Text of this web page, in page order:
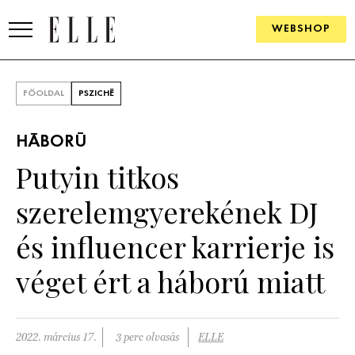
WEBSHOP
SZÉPSÉG
PSZICHÉ
PÁRKAPCSOLAT
FŐOLDAL PSZICHÉ
HÁBORÚ
Putyin titkos
szerelemgyerekének DJ
és influencer karrierje is
véget ért a háború miatt
2022. március 17. 3 perc olvasás ELLE